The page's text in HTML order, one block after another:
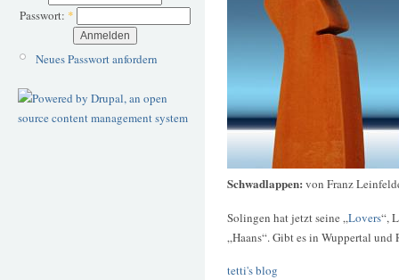
Passwort: *
Neues Passwort anfordern
Schwadlappen: von Franz
Solingen hat jetzt seine „Lovers“,
„Haans“. Gibt es in Wuppertal und
tetti's blog